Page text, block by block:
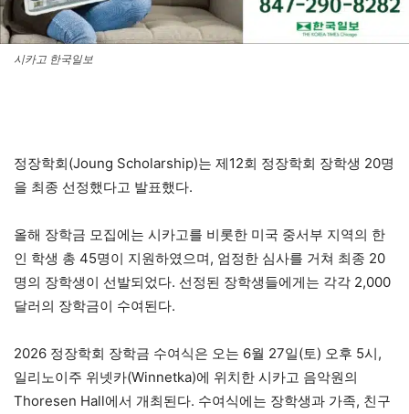
시카고 한국일보
정장학회(Joung Scholarship)는 제12회 정장학회 장학생 20명
을 최종 선정했다고 발표했다.
올해 장학금 모집에는 시카고를 비롯한 미국 중서부 지역의 한
인 학생 총 45명이 지원하였으며, 엄정한 심사를 거쳐 최종 20
명의 장학생이 선발되었다. 선정된 장학생들에게는 각각 2,000
달러의 장학금이 수여된다.
2026 정장학회 장학금 수여식은 오는 6월 27일(토) 오후 5시,
일리노이주 위넷카(Winnetka)에 위치한 시카고 음악원의
Thoresen Hall에서 개최된다. 수여식에는 장학생과 가족, 친구